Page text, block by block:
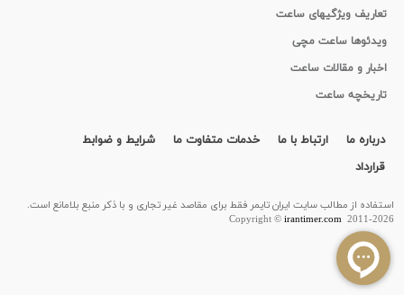
تعاریف ویژگیهای ساعت
ویدئوها ساعت مچی
اخبار و مقالات ساعت
تاریخچه ساعت
درباره ما ارتباط با ما خدمات متفاوت ما
شرایط و ضوابط
قرارداد
استفاده از مطالب سايت ایران تایمر فقط برای مقاصد غیر تجاری و با ذکر منبع بلامانع است.
Copyright ©irantimer.com2011-2026